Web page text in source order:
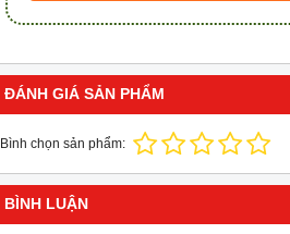
ĐÁNH GIÁ SẢN PHẨM
Bình chọn sản phẩm:
BÌNH LUẬN